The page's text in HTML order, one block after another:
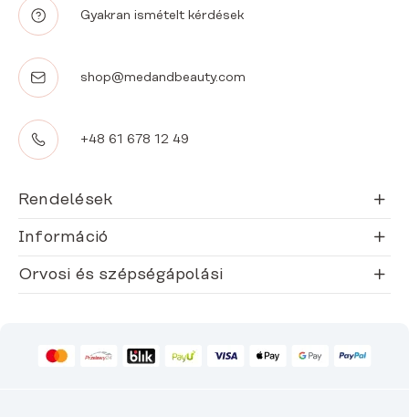
Gyakran ismételt kérdések
shop@medandbeauty.com
+48 61 678 12 49
Rendelések
Információ
Orvosi és szépségápolási